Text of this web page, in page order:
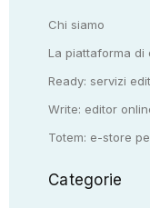
Chi siamo
La piattaforma di
Ready: servizi
Write: editor
Totem: e-store
Categorie